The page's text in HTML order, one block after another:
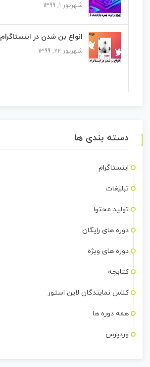
شهریور 1, 1399
انواع بن شدن در اینستاگرام
شهریور 22, 1399
دسته بندی ها
اینستاگرام
تبلیغات
تولید محتوا
دوره های رایگان
دوره های ویژه
کتابچه
کلاس نمایندگان لاین استور
همه دوره ها
وردپرس